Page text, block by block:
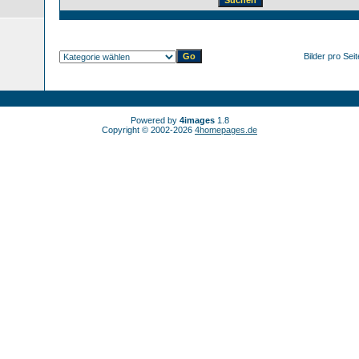
Bilder pro
Powered by 4images1.8
Copyright © 2002-2026 4homepages.de